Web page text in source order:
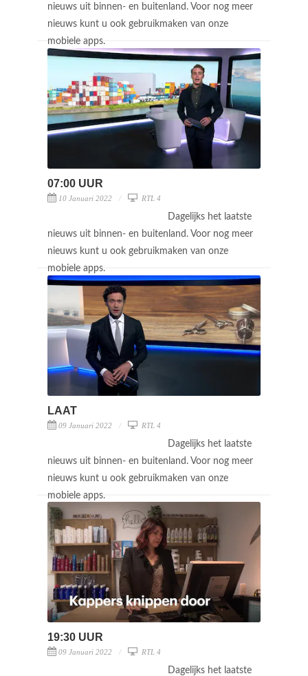
nieuws uit binnen- en buitenland. Voor nog meer
nieuws kunt u ook gebruikmaken van onze
mobiele apps.
07:00 UUR
10 Januari 2022 RTL 4
Dagelijks het laatste
nieuws uit binnen- en buitenland. Voor nog meer
nieuws kunt u ook gebruikmaken van onze
mobiele apps.
LAAT
09 Januari 2022 RTL 4
Dagelijks het laatste
nieuws uit binnen- en buitenland. Voor nog meer
nieuws kunt u ook gebruikmaken van onze
mobiele apps.
19:30 UUR
09 Januari 2022 RTL 4
Dagelijks het laatste